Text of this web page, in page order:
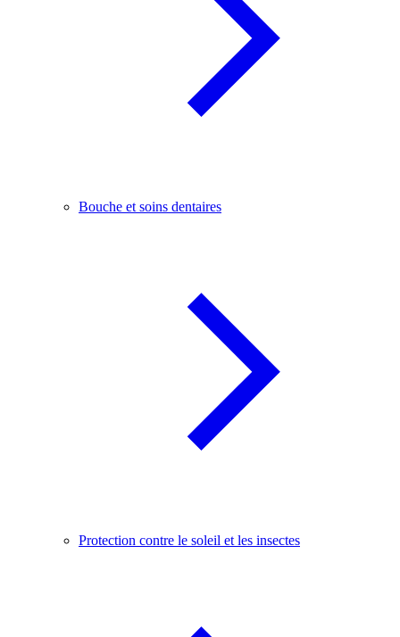
Bouche et soins dentaires
Protection contre le soleil et les insectes